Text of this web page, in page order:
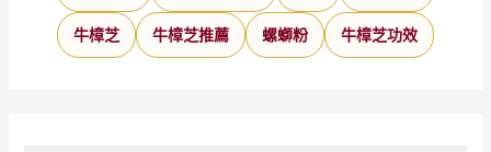
牛樟芝 牛樟芝推薦 螺螄粉 牛樟芝功效